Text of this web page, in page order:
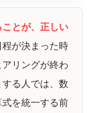
ことが、正しい
が決まった時
リングが終わ
る人では、数
を統一する前